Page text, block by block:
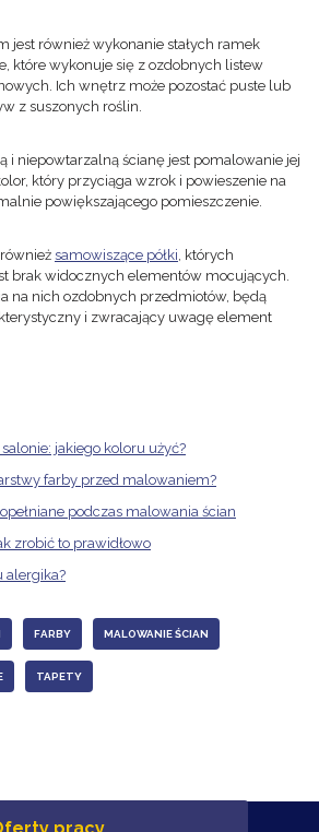
jest również wykonanie stałych ramek
które wykonuje się z ozdobnych listew
Ich wnętrz może pozostać puste lub
z suszonych roślin.
i niepowtarzalną ścianę jest pomalowanie jej
który przyciąga wzrok i powieszenie na
powiększającego pomieszczenie.
samowiszące półki, których
brak widocznych elementów mocujących.
na nich ozdobnych przedmiotów, będą
i zwracający uwagę element
jakiego koloru użyć?
farby przed malowaniem?
podczas malowania ścian
zrobić to prawidłowo
alergika?
FARBY MALOWANIE ŚCIAN
TAPETY